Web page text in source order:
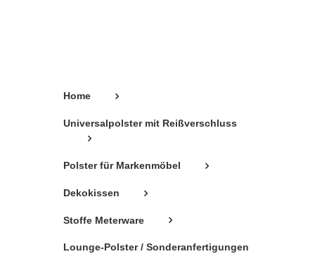
werdenHome
Universalpolster mit Reißverschluss
Polster für Markenmöbel
Dekokissen
Stoffe Meterware
Lounge-Polster / Sonderanfertigungen